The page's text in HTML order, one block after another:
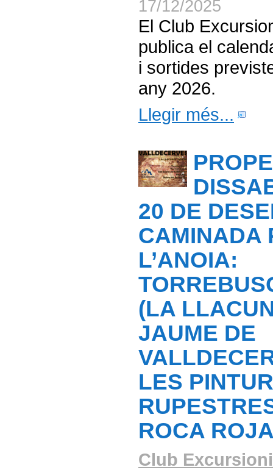
17/12/2025
El Club
publica el
i sortides
any 2026.
Llegir més...
20 DE
CAMINADA
L’ANOIA:
(LA
JAUME DE
LES
ROCA
Club